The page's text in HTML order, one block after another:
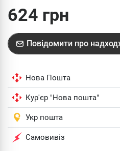
624 грн
Повідомити про
Нова Пошта
Кур'єр "Нова пошта"
Укр пошта
Самовивіз